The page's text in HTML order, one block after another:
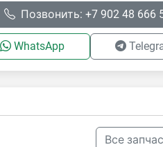
Позвонить: +7 902 48 666
WhatsApp
Все